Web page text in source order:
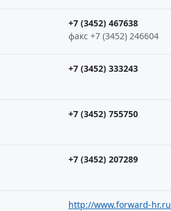
+7 (3452) 467638
факс +7 (3452) 246604
+7 (3452) 333243
+7 (3452) 755750
+7 (3452) 207289
http://www.forward-hr.ru